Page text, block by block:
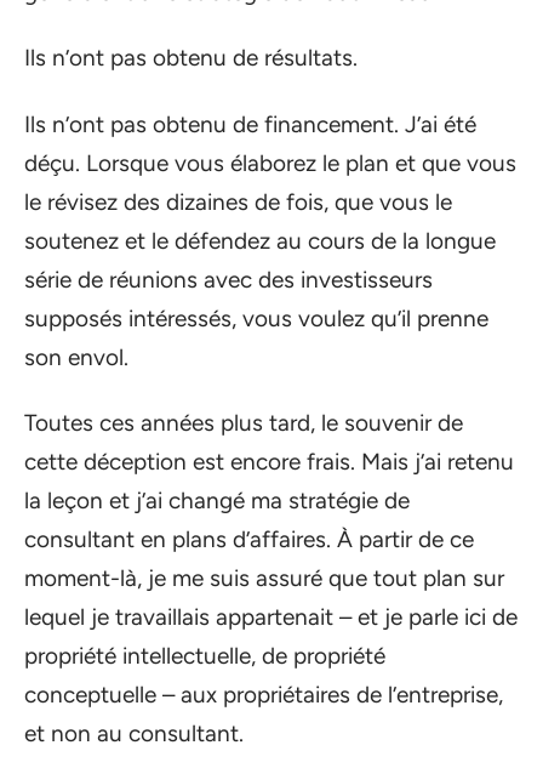
Ils n’ont pas obtenu de résultats.
Ils n’ont pas obtenu de financement. J’ai été
déçu. Lorsque vous élaborez le plan et que vous
le révisez des dizaines de fois, que vous le
soutenez et le défendez au cours de la longue
série de réunions avec des investisseurs
supposés intéressés, vous voulez qu’il prenne
son envol.
Toutes ces années plus tard, le souvenir de
cette déception est encore frais. Mais j’ai retenu
la leçon et j’ai changé ma stratégie de
consultant en plans d’affaires. À partir de ce
moment-là, je me suis assuré que tout plan sur
lequel je travaillais appartenait – et je parle ici de
propriété intellectuelle, de propriété
conceptuelle – aux propriétaires de l’entreprise,
et non au consultant.